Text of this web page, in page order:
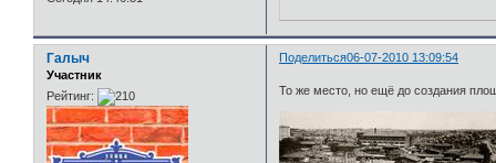
Поделиться06-07-2010 13:09:54
Галыч
Участник
Рейтинг:
То же место, но ещё до создания